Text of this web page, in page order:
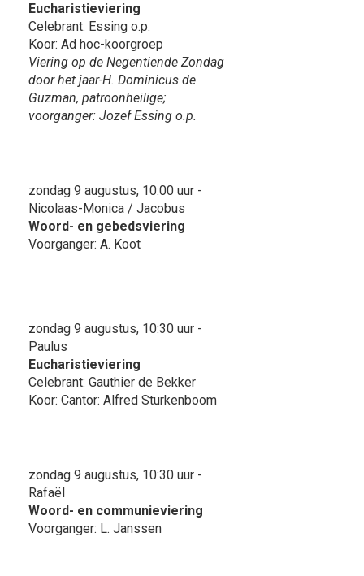
Eucharistieviering
Celebrant: Essing o.p.
Koor: Ad hoc-koorgroep
Viering op de Negentiende Zondag
door het jaar-H. Dominicus de
Guzman, patroonheilige;
voorganger: Jozef Essing o.p.
zondag 9 augustus, 10:00 uur -
Nicolaas-Monica / Jacobus
Woord- en gebedsviering
Voorganger: A. Koot
zondag 9 augustus, 10:30 uur -
Paulus
Eucharistieviering
Celebrant: Gauthier de Bekker
Koor: Cantor: Alfred Sturkenboom
zondag 9 augustus, 10:30 uur -
Rafaël
Woord- en communieviering
Voorganger: L. Janssen